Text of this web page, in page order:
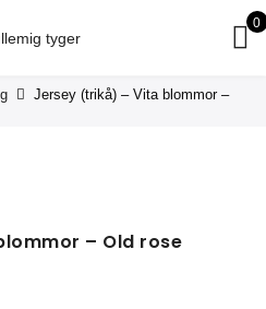
0
Jersey (trikå) – Vita blommor –
– Old rose